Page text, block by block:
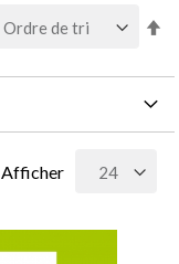
Afficher